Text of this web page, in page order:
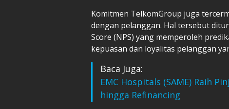
Komitmen TelkomGroup juga
dengan pelanggan. Hal tersebut
Score (NPS) yang memperoleh
kepuasan dan loyalitas pelanggan
Baca Juga:
EMC Hospitals (SAME) Raih
hingga Refinancing